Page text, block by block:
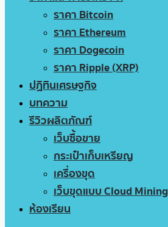
ราคา Bitcoin
ราคา Ethereum
ราคา Dogecoin
ราคา Ripple (XRP)
ปฏิทินเศรษฐกิจ
บทความ
รีวิวผลิตภัณฑ์
เว็บซื้อขาย
กระเป๋าเก็บเหรียญ
เครื่องขุด
เว็บขุดแบบ Cloud Mining
ห้องเรียน